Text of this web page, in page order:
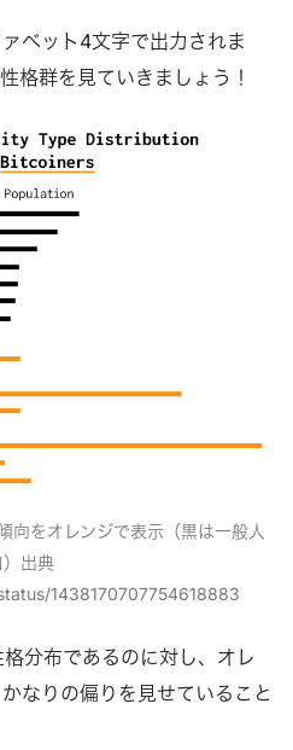
ベット4文字で出力されま
格群を見ていきましょう！
向をオレンジで表示（黒は一般人
）出典
1438170707754618883
分布であるのに対し、オレ
なりの偏りを見せていること